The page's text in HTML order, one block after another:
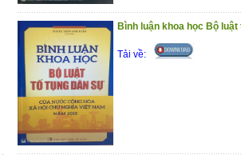
Trân trọng giới thiệu đến
(4/11/2020)
Bình luận khoa học Bộ
Tải về: